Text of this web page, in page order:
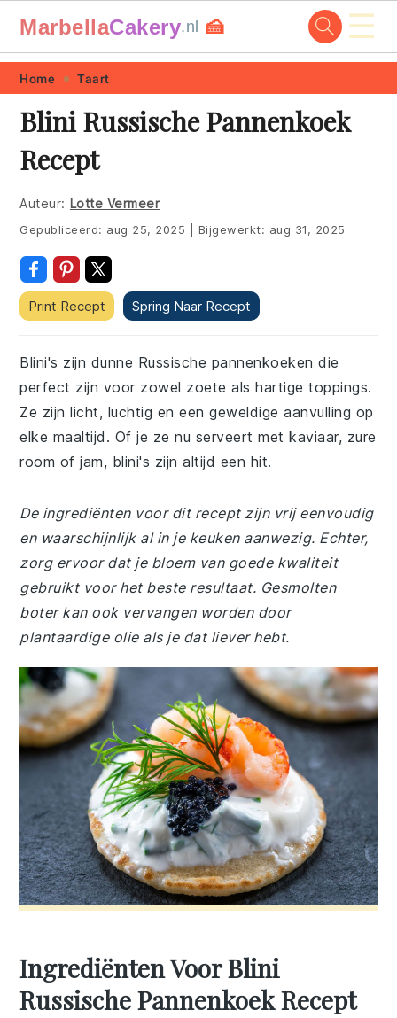
Skip
primary
navigation
Skip
main
content
Skip
primary
sidebar
Skip
footer
MarbellaCakery.nl 🍰 ☰
Home Taart
Blini Russische Pannenkoek
Recept
Auteur: Lotte Vermeer
Gepubliceerd: aug 25, 2025 Bijgewerkt: aug 31, 2025
Print Recept Spring Naar Recept
Blini's zijn dunne Russische pannenkoeken die
perfect zijn voor zowel zoete als hartige toppings.
Ze zijn licht, luchtig en een geweldige aanvulling op
elke maaltijd. Of je ze nu serveert met kaviaar, zure
room of jam, blini's zijn altijd een hit.
De ingrediënten voor dit recept zijn vrij eenvoudig
en waarschijnlijk al in je keuken aanwezig. Echter,
zorg ervoor dat je bloem van goede kwaliteit
gebruikt voor het beste resultaat. Gesmolten
boter kan ook vervangen worden door
plantaardige olie als je dat liever hebt.
Ingrediënten Voor Blini
Russische Pannenkoek Recept